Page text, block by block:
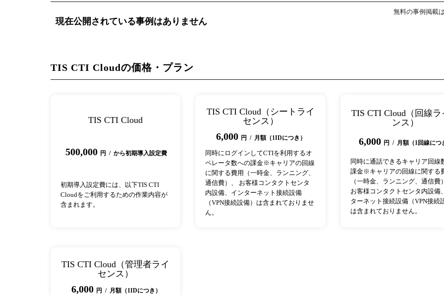
無料の事例掲載
現在公開されている事例はありません
TIS CTI Cloudの価格・プラン
TIS CTI Cloud
500,000 円 / から初期導入設定費
初期導入設定費には、以下TIS CTI
Cloudをご利用するための作業内容が
含まれます。
TIS CTI Cloud（シートライ
センス）
6,000 円 / 月額（1IDにつき）
同時にログインしてCTIを利用するオ
ペレータ数への課金※キャリアの回線
に関する費用（一時金、ランニング、
通信費）、 お客様コンタクトセンタ
内設備、インターネット接続設備
（VPN接続設備）は含まれておりませ
ん。
TIS CTI Cloud（回線ラ
ンス）
6,000 円 / 月額（1回線につ
同時に通話できるキャリア回線
課金※キャリアの回線に関する
（一時金、ランニング、通信費
お客様コンタクトセンタ内設備
ターネット接続設備（VPN接続
は含まれておりません。
TIS CTI Cloud（管理者ライ
センス）
6,000 円 / 月額（1IDにつき）